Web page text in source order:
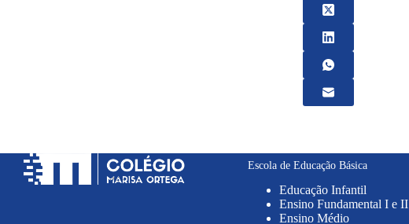
Escola de Educação Básica
Educação Infantil
Ensino Fundamental I e II
Ensino Médio